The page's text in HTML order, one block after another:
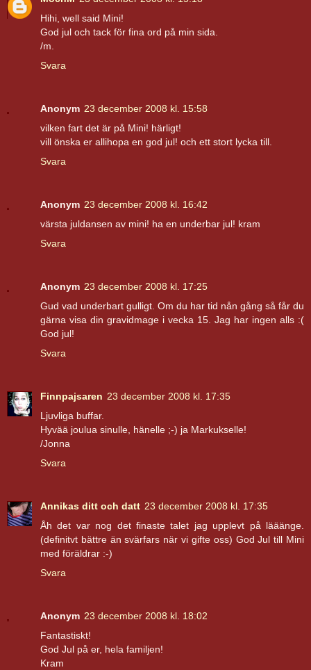
Hihi, well said Mini!
God jul och tack för fina ord på min sida.
/m.
Svara
Anonym 23 december 2008 kl. 15:58
vilken fart det är på Mini! härligt!
vill önska er allihopa en god jul! och ett stort lycka till.
Svara
Anonym 23 december 2008 kl. 16:42
värsta juldansen av mini! ha en underbar jul! kram
Svara
Anonym 23 december 2008 kl. 17:25
Gud vad underbart gulligt. Om du har tid nån gång så får du
gärna visa din gravidmage i vecka 15. Jag har ingen alls :(
God jul!
Svara
Finnpajsaren 23 december 2008 kl. 17:35
Ljuvliga buffar.
Hyvää joulua sinulle, hänelle ;-) ja Markukselle!
/Jonna
Svara
Annikas ditt och datt 23 december 2008 kl. 17:35
Åh det var nog det finaste talet jag upplevt på lääänge.
(definitvt bättre än svärfars när vi gifte oss) God Jul till Mini
med föräldrar :-)
Svara
Anonym 23 december 2008 kl. 18:02
Fantastiskt!
God Jul på er, hela familjen!
Kram